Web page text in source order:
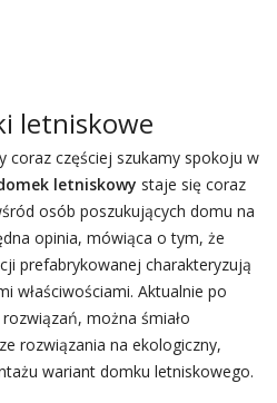
letniskowe
coraz częściej szukamy spokoju w
letniskowy staje się coraz
osób poszukujących domu na
opinia, mówiąca o tym, że
prefabrykowanej charakteryzują
właściwościami. Aktualnie po
można śmiało
rozwiązania na ekologiczny,
wariant domku letniskowego.